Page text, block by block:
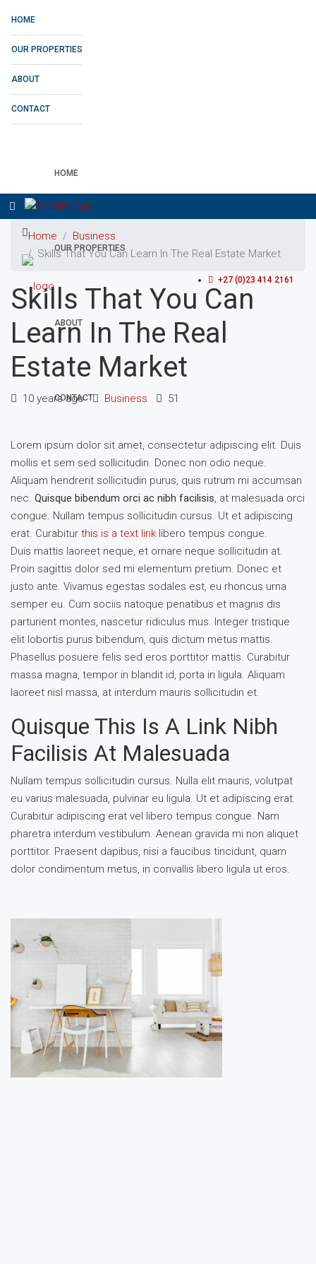
HOME
OUR PROPERTIES
ABOUT
CONTACT
HOME
OUR PROPERTIES
ABOUT
CONTACT
+27 (0)23 414 2161
Home
Business
Skills That You Can Learn In The Real Estate Market
Skills That You Can
Learn In The Real
Estate Market
10 years ago Business 51
Lorem ipsum dolor sit amet, consectetur adipiscing elit. Duis
mollis et sem sed sollicitudin. Donec non odio neque.
Aliquam hendrerit sollicitudin purus, quis rutrum mi accumsan
nec. Quisque bibendum orci ac nibh facilisis, at malesuada orci
congue. Nullam tempus sollicitudin cursus. Ut et adipiscing
erat. Curabitur this is a text link libero tempus congue.
Duis mattis laoreet neque, et ornare neque sollicitudin at.
Proin sagittis dolor sed mi elementum pretium. Donec et
justo ante. Vivamus egestas sodales est, eu rhoncus urna
semper eu. Cum sociis natoque penatibus et magnis dis
parturient montes, nascetur ridiculus mus. Integer tristique
elit lobortis purus bibendum, quis dictum metus mattis.
Phasellus posuere felis sed eros porttitor mattis. Curabitur
massa magna, tempor in blandit id, porta in ligula. Aliquam
laoreet nisl massa, at interdum mauris sollicitudin et.
Quisque This Is A Link Nibh
Facilisis At Malesuada
Nullam tempus sollicitudin cursus. Nulla elit mauris, volutpat
eu varius malesuada, pulvinar eu ligula. Ut et adipiscing erat.
Curabitur adipiscing erat vel libero tempus congue. Nam
pharetra interdum vestibulum. Aenean gravida mi non aliquet
porttitor. Praesent dapibus, nisi a faucibus tincidunt, quam
dolor condimentum metus, in convallis libero ligula ut eros.